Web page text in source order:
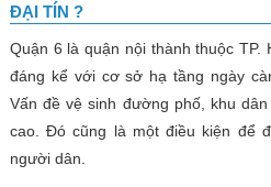
ĐẠI TÍN ?
Quận 6 là quận nội thành thuộc TP.
đáng kể với cơ sở hạ tầng ngày
Vấn đề vệ sinh đường phố, khu
cao. Đó cũng là một điều kiện để
người dân.